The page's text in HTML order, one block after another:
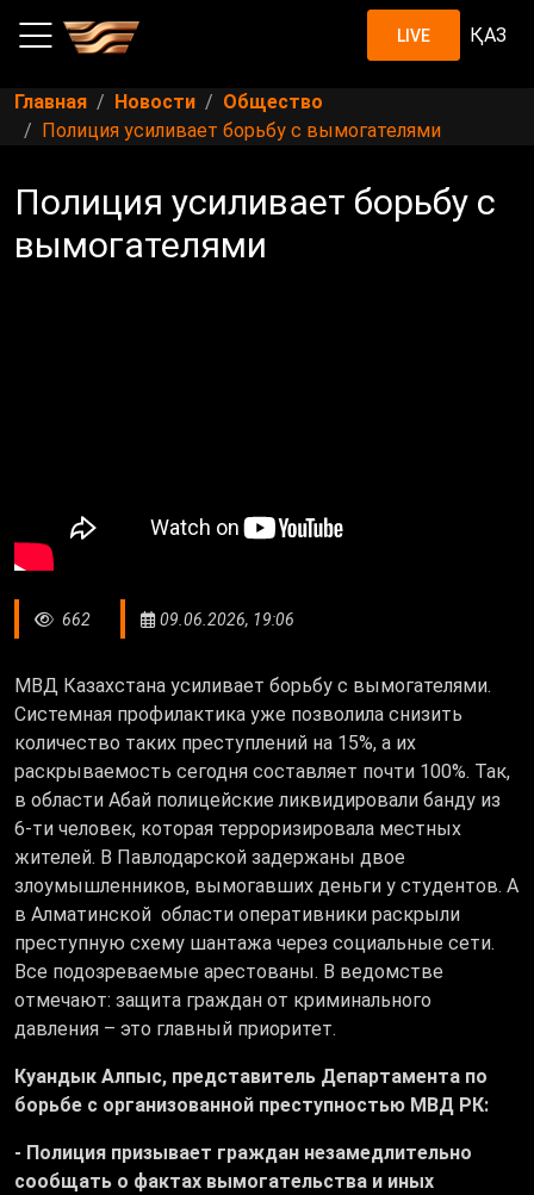
LIVE ҚАЗ
Главная Новости
Общество
Полиция усиливает борьбу с вымогателями
Полиция усиливает борьбу с
вымогателями
662 09.06.2026, 19:06
МВД Казахстана усиливает борьбу с вымогателями.
Системная профилактика уже позволила снизить
количество таких преступлений на 15%, а их
раскрываемость сегодня составляет почти 100%. Так,
в области Абай полицейские ликвидировали банду из
6-ти человек, которая терроризировала местных
жителей. В Павлодарской задержаны двое
злоумышленников, вымогавших деньги у студентов. А
в Алматинской области оперативники раскрыли
преступную схему шантажа через социальные сети.
Все подозреваемые арестованы. В ведомстве
отмечают: защита граждан от криминального
давления – это главный приоритет.
Куандык Алпыс, представитель Департамента по
борьбе с организованной преступностью МВД РК:
- Полиция призывает граждан незамедлительно
сообщать о фактах вымогательства и иных